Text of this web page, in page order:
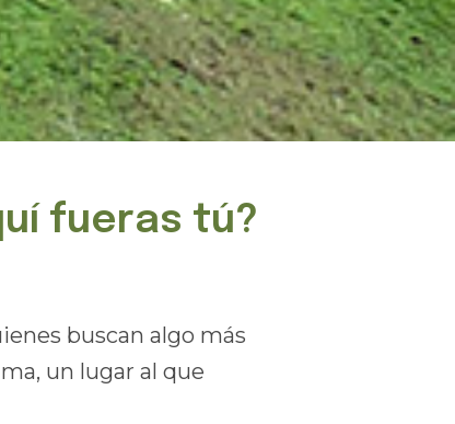
fueras tú?
buscan algo más
un lugar al que